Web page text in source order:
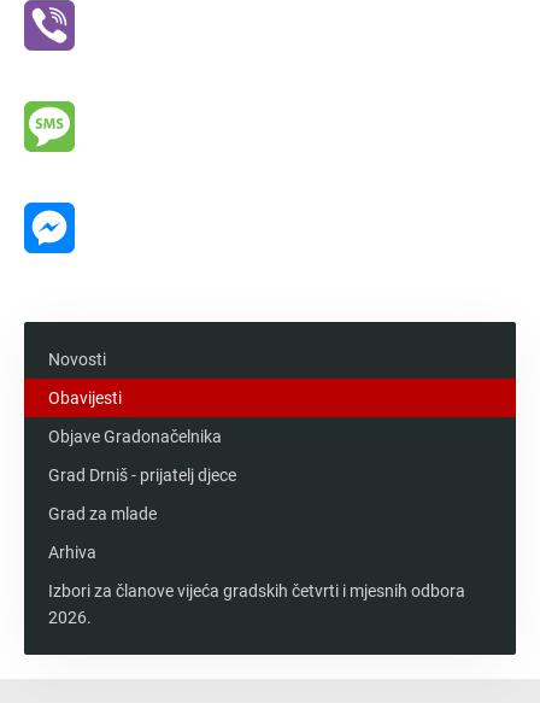
Novosti
Obavijesti
Objave Gradonačelnika
Grad Drniš - prijatelj djece
Grad za mlade
Arhiva
Izbori za članove vijeća gradskih četvrti i mjesnih odbora
2026.